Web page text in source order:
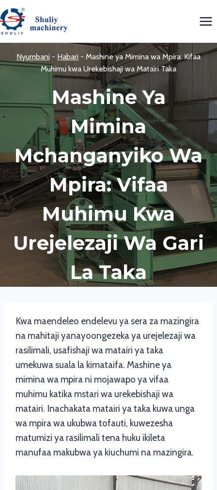
Skip
to
content
Nyumbani - Habari - Mashine ya Mimina wa Mpira: Kifaa
Muhimu kwa Urekebishaji wa Matairi Taka
Mashine Ya
Mimina
Mchanganyiko Wa
Mpira: Vifaa
Muhimu Kwa
Urejelezaji Wa Gari
La Taka
Kwa maendeleo endelevu ya sera za mazingira
na mahitaji yanayoongezeka ya urejelezaji wa
rasilimali, usafishaji wa matairi ya taka
umekuwa suala la kimataifa. Mashine ya
mimina wa mpira ni mojawapo ya vifaa
muhimu katika mstari wa urekebishaji wa
matairi. Inachakata matairi ya taka kuwa unga
wa mpira wa ukubwa tofauti, kuwezesha
matumizi ya rasilimali tena huku ikileta
manufaa makubwa ya kiuchumi na mazingira.